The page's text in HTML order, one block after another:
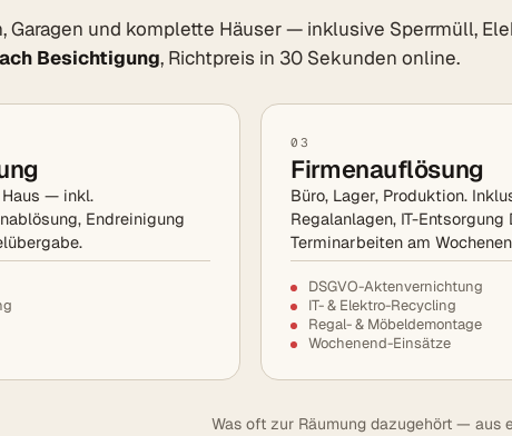
und komplette Häuser — inklusive Sperrmüll,
Besichtigung, Richtpreis in 30 Sekunden online.
Haus — inkl.
Endreinigung
03
Firmenauflösung
Büro, Lager, Produktion.
Regalanlagen, IT-Entsorgung
Terminarbeiten am
DSGVO-Aktenvernichtung
IT- & Elektro-Recycling
Regal- & Möbeldemontage
Wochenend-Einsätze
Was oft zur Räumung dazugehört — aus